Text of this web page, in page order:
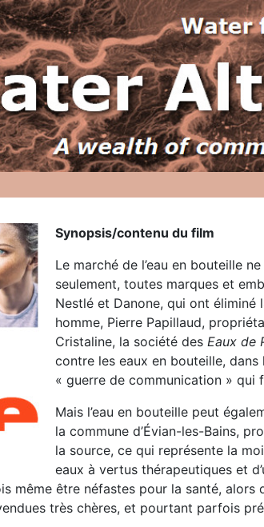
Synopsis/contenu du film
Le marché de l’eau en bouteille
seulement, toutes marques et
Nestlé et Danone, qui ont
homme, Pierre Papillaud,
Cristaline, la société des Eaux de
contre les eaux en bouteille,
« guerre de communication » qui
Mais l’eau en bouteille peut
la commune d’Évian-les-Bains,
la source, ce qui représente la
eaux à vertus thérapeutiques et
même être néfastes pour la santé, alors
très chères, et pourtant parfois